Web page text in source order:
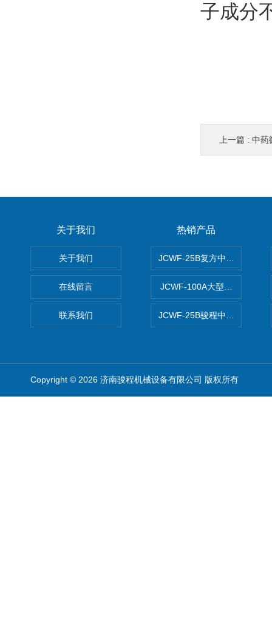
子成分
上一篇 : 中药
关于我们
关于我们
在线留言
联系我们
热销产品
JCWF-25B复方中药材超微粉
JCWF-100A大型中药材超微
JCWF-25B骏程中草药超细粉
Copyright © 2026 济南骏程机械设备有限公司 版权所有